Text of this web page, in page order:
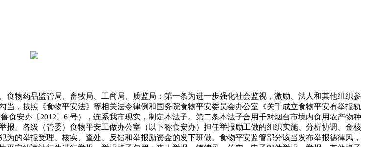
药品监管局、畜牧局、工商局、质监局：第一条为进一步强化社会监视，激励、法人和其他组织参
，按照《食物平安法》等相关法令律例和国务院食物平安委员会办公室《关千成立食物平安有举报轨
食安办〔2012〕6 号），连系我市现实，制定本法子。第二条本法子合用千对烟台市境内食用农产物种
。各级（管委）食物平安工做办公室（以下称食安办）担任举报励工做的组织实施、分析协调、金核
的举报受理、核实、查处、反馈和举报励资金的发下班做。食物平安监管部分该当发布举报德律风，